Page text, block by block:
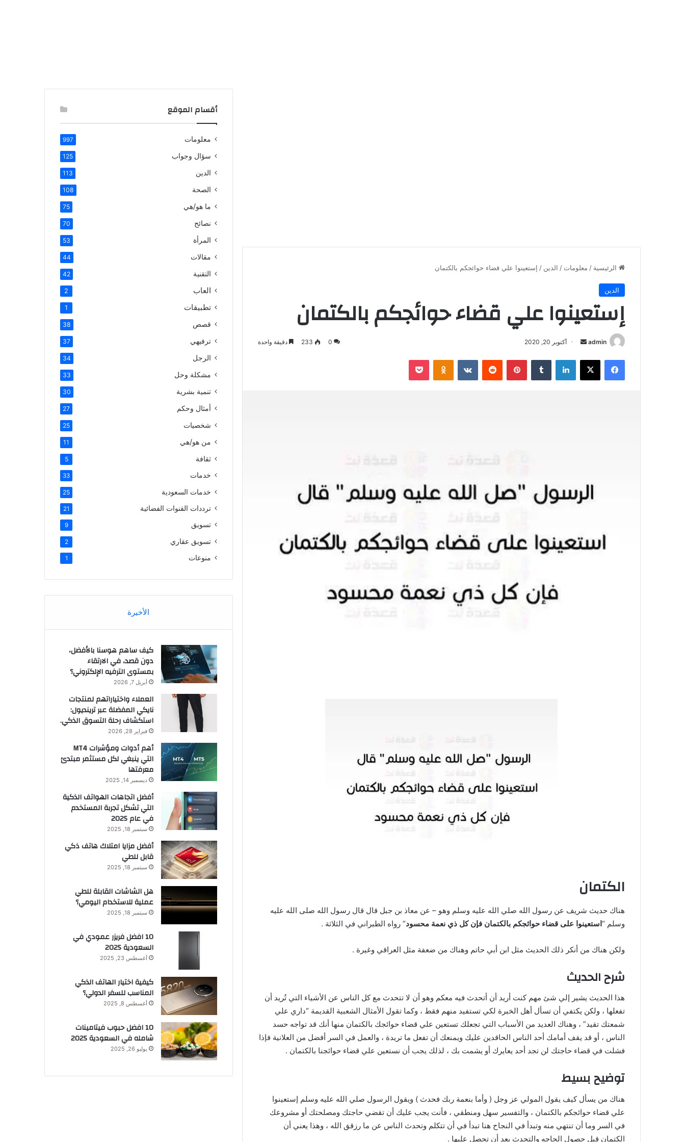
الرئيسية / معلومات / الدين / إستعينوا علي قضاء حوائجكم بالكتمان
الدين
إستعينوا علي قضاء حوائجكم بالكتمان
admin
أرسل
إلكترونيا
أكتوبر 20, 2020 0
233 دقيقة واحدة
فيسبوك X لينكدإن بينتيريست Odnoklassniki
بوكيت
الكتمان
هناك حديث شريف عن رسول الله صلي الله عليه وسلم وهو – عن معاذ بن جبل قال قال رسول الله صلى الله عليه
وسلم “استعينوا على قضاء حوائجكم بالكتمان فإن كل ذي نعمة محسود” رواه الطبراني في الثلاثة .
ولكن هناك من أنكر ذلك الحديث مثل ابن أبي حاتم وهناك من ضعفة مثل العراقي وغيرة .
شرح الحديث
هذا الحديث يشير إلي شئ مهم كنت أريد أن أتحدث فيه معكم وهو أن لا تتحدث مع كل الناس عن الأشياء التي تُريد أن
تفعلها ، ولكن يكتفي أن تسأل أهل الخبرة لكي تستفيد منهم فقط ، وكما تقول الأمثال الشعبية القديمة “داري علي
شمعتك تقيد” ، وهناك العديد من الأسباب التي تجعلك تستعين علي قضاء حوائجك بالكتمان منها أنك قد تواجه حسد
الناس ، أو قد يقف أمامك أحد الناس الحاقدين عليك ويمنعك أن تفعل ما تريدة ، والعمل في السر أفضل من العلانية فإذا
فشلت في قضاء حاجتك لن تجد أحد يعايرك أو يشمت بك ، لذلك يجب أن نستعين علي قضاء حوائجنا بالكتمان .
توضيح بسيط
هناك من يسأل كيف يقول المولي عز وجل ( وأما بنعمة ربك فحدث ) ويقول الرسول صلي الله عليه وسلم إستعينوا
علي قضاء حوائجكم بالكتمان ، والتفسير سهل ومنطقي ، فأنت يجب عليك أن تقضي حاجتك ومصلحتك أو مشروعك
في السر وما أن تنتهي منه وتبدأ في النجاح هنا تبدأ في أن تتكلم وتحدث الناس عن ما رزقق الله ، وهذا يعني أن
الكتمان قبل حصول الحاجه والتحدث بعد أن تحصل عليها .
أقسام الموقع
معلومات 997
سؤال وجواب 125
الدين 113
الصحة 108
ما هو/هي 75
نصائح 70
المرأة 53
مقالات 44
التقنية 42
العاب 2
تطبيقات 1
قصص 38
ترفيهي 37
الرجل 34
مشكلة وحل 33
تنمية بشرية 30
أمثال وحكم 27
شخصيات 25
من هو/هي 11
ثقافة 5
خدمات 33
خدمات السعودية 25
ترددات القنوات الفضائية 21
تسويق 9
تسويق عقاري 2
منوعات 1
الأخيرة
كيف ساهم هوسنا بالأفضل،
دون قصد، في الارتقاء
بمستوى الترفيه الإلكتروني؟
أبريل 7, 2026
العملاء واختياراتهم لمنتجات
نايكي المفضلة عبر ترينديول:
استكشاف رحلة التسوق الذكي.
فبراير 28, 2026
أهم أدوات ومؤشرات MT4
التي ينبغي لكل مستثمر مبتدئ
معرفتها
ديسمبر 14, 2025
أفضل اتجاهات الهواتف الذكية
التي تشكل تجربة المستخدم
في عام 2025
سبتمبر 18, 2025
أفضل مزايا امتلاك هاتف ذكي
قابل للطي
سبتمبر 18, 2025
هل الشاشات القابلة للطي
عملية للاستخدام اليومي؟
سبتمبر 18, 2025
10 افضل فريزر عمودي​ في
السعودية​ 2025
أغسطس 23, 2025
كيفية اختيار الهاتف الذكي
المناسب للسفر الدولي؟
أغسطس 8, 2025
10 افضل حبوب فيتامينات
شامله​ في السعودية 2025
يوليو 26, 2025